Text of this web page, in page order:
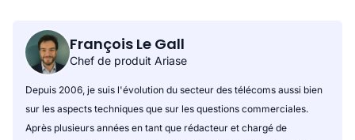
François Le Gall
Chef de produit Ariase
Depuis 2006, je suis l'évolution du secteur des télécoms aussi bien
sur les aspects techniques que sur les questions commerciales.
Après plusieurs années en tant que rédacteur et chargé de